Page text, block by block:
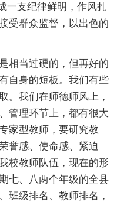
一支纪律鲜明，作风扎
受群众监督，以出色的
当过硬的，但再好的
自身的短板。我们有些
。我们在师德师风上，
管理环节上，都有很大
家型教师，要研究教
誉感、使命感、紧迫
校教师队伍，现在的形
七、八两个年级的全县
班级排名、教师排名，